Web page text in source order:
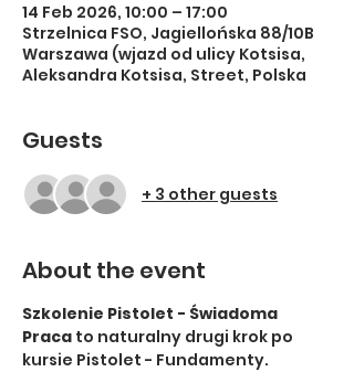
14 Feb 2026, 10:00 – 17:00
Strzelnica FSO, Jagiellońska 88/10B
Warszawa (wjazd od ulicy Kotsisa,
Aleksandra Kotsisa, Street, Polska
Guests
+ 3 other guests
About the event
Szkolenie Pistolet - Świadoma
Praca to naturalny drugi krok po
kursie Pistolet - Fundamenty.